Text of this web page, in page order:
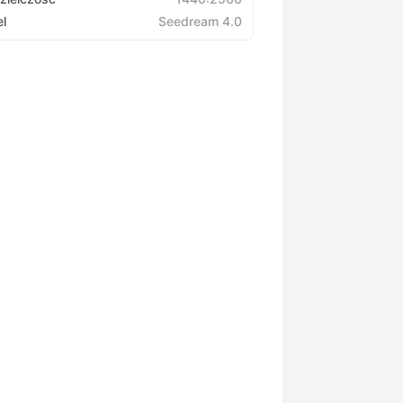
Seedream 4.0